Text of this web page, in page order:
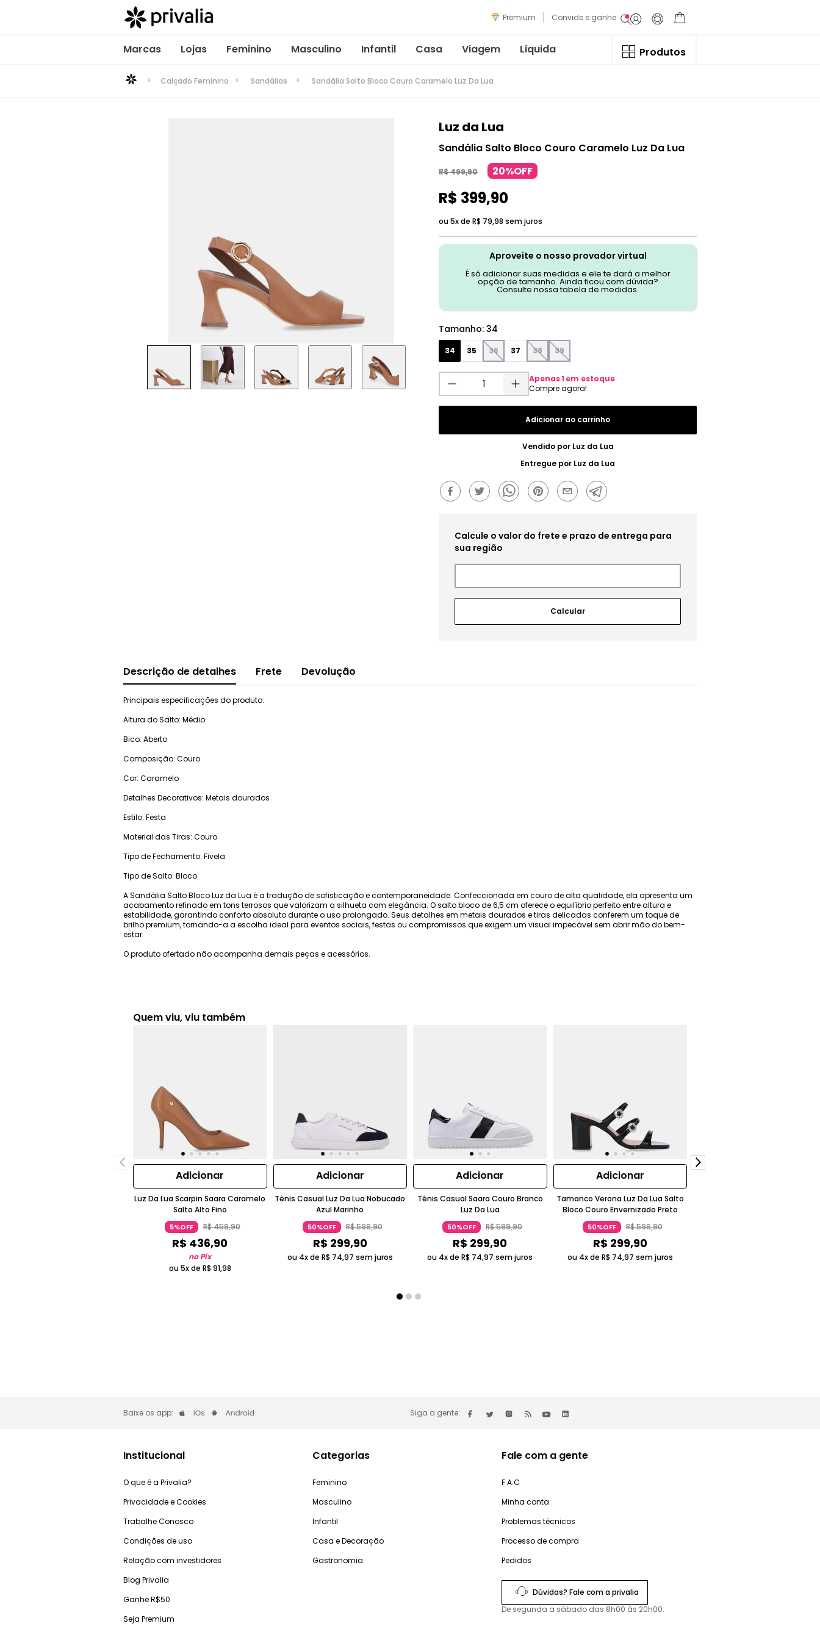
Premium Convide e ganhe
Marcas Lojas Feminino Masculino Infantil Casa Viagem Liquida Produtos
Calçado Feminino Sandálias Sandália Salto Bloco Couro Caramelo Luz Da Lua
Luz da Lua
Sandália Salto Bloco Couro Caramelo Luz Da Lua
R$499,90 20%OFF
R$ 399,90
ou 5x de R$ 79,98 sem juros
Aproveite o nosso provador virtual
É só adicionar suas medidas e ele te dará a melhor
opção de tamanho. Ainda ficou com dúvida?
Consulte nossa tabela de medidas.
Tamanho: 34
34 35 36 37 38 39
Apenas1 em estoque
Adicionar ao carrinho
Vendido por Luz da Lua
Entregue por Luz da Lua
Descrição de detalhes Frete Devolução
Principais especificações do produto:
Altura do Salto: Médio
Bico: Aberto
Composição: Couro
Cor: Caramelo
Detalhes Decorativos: Metais dourados
Estilo: Festa
Material das Tiras: Couro
Tipo de Fechamento: Fivela
Tipo de Salto: Bloco
A Sandália Salto Bloco Luz da Lua é a tradução de sofisticação e contemporaneidade. Confeccionada em couro de alta qualidade, ela apresenta um
acabamento refinado em tons terrosos que valorizam a silhueta com elegância. O salto bloco de 6,5 cm oferece o equilíbrio perfeito entre altura e
estabilidade, garantindo conforto absoluto durante o uso prolongado. Seus detalhes em metais dourados e tiras delicadas conferem um toque de
brilho premium, tornando-a a escolha ideal para eventos sociais, festas ou compromissos que exigem um visual impecável sem abrir mão do bem-
estar.
O produto ofertado não acompanha demais peças e acessórios.
Quem viu, viu também
Adicionar
Luz Da Lua Scarpin Saara Caramelo
Salto Alto Fino
5%OFF R$459,90
R$ 436,90
no Pix
ou 5x de R$ 91,98
Adicionar
Tênis Casual Luz Da Lua Nobucado
Azul Marinho
50%OFF R$599,90
R$ 299,90
ou 4x de R$ 74,97 sem juros
Adicionar
Tênis Casual Saara Couro Branco
Luz Da Lua
50%OFF R$599,90
R$ 299,90
ou 4x deR$ 74,97 sem juros
Adicionar
Tamanco Verona Luz Da Lua Salto
Bloco Couro Envernizado Preto
50%OFF R$599,90
R$ 299,90
ou 4x de R$ 74,97 sem juros
Baixe os app: Siga a gente:
Institucional
O que é a Privalia?
Privacidade e Cookies
Trabalhe Conosco
Condições de uso
Relação com investidores
Blog Privalia
Ganhe R$50
Seja Premium
Categorias
Feminino
Masculino
Infantil
Casa e Decoração
Gastronomia
Fale com a gente
F.A.C
Minha conta
Problemas técnicos
Processo de compra
Pedidos
Dúvidas? Fale com a privalia
De segunda a sábado das 8h00 às 20h00.